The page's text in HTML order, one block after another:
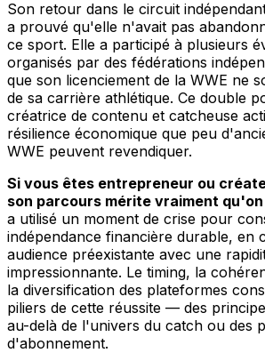
Son retour dans le circuit
a prouvé qu'elle n'avait pas
ce sport. Elle a participé à plusieurs
organisés par des fédérations
que son licenciement de la WWE ne
de sa carrière athlétique. Ce double
créatrice de contenu et catcheuse
résilience économique que peu
WWE peuvent revendiquer.
Si vous êtes entrepreneur ou
son parcours mérite vraiment
a utilisé un moment de crise pour
indépendance financière durable, en
audience préexistante avec une
impressionnante. Le timing, la
la diversification des plateformes
piliers de cette réussite — des
au-delà de l'univers du catch ou des
d'abonnement.